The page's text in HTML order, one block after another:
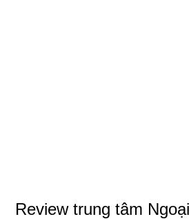
Review trung tâm